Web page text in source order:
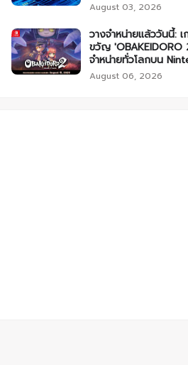
August 03, 2026
วางจำหน่ายแล้ววันนี้:
ขวัญ 'OBAKEIDORO
จำหน่ายทั่วโลกบน
August 06, 2026